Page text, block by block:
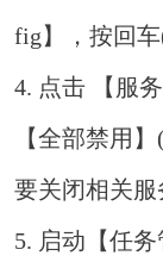
fig】，按回车
4. 点击 【服
【全部禁用
要关闭相关服
5. 启动【任